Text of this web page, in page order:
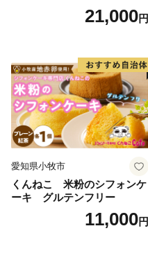
キ スイーツ デザート 洋菓
子 お取り寄せ 愛知県 小牧市
レーション ホールケーキ 日
時指定可
21,000円
愛知県小牧市
くんねこ 米粉のシフォンケ
ーキ グルテンフリー
11,000円